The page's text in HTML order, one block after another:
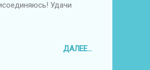
Удачи
ДАЛЕЕ...